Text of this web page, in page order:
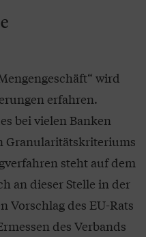
wird
erfahren.
bei vielen Banken
Granularitätskriteriums
steht auf dem
an dieser Stelle in der
Vorschlag des EU-Rats
des Verbands